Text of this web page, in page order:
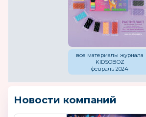
все материалы журнала
KIDSOBOZ
февраль 2024
Новости компаний